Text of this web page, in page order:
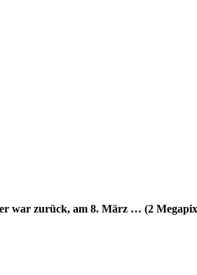
war zurück, am 8. März … (2